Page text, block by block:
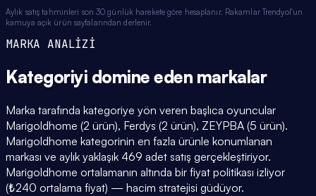
Aylık satış tahminleri son 30 günlük harekete göre hesaplanır. Rakamlar Trendyol'un
kamuya açık ürün sayfalarından derlenir.
MARKA ANALİZİ
Kategoriyi domine eden markalar
Marka tarafında kategoriye yön veren başlıca oyuncular
Marigoldhome (2 ürün), Ferdys (2 ürün), ZEYPBA (5 ürün).
Marigoldhome kategorinin en fazla ürünle konumlanan
markası ve aylık yaklaşık 469 adet satış gerçekleştiriyor.
Marigoldhome ortalamanın altında bir fiyat politikası izliyor
(₺240 ortalama fiyat) — hacim stratejisi güdüyor.